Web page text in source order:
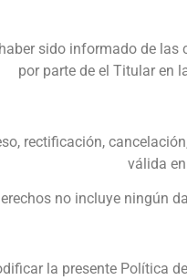
sido informado de
por parte de el Titular en
rectificación,
válida
no incluye ningún
la presente Política